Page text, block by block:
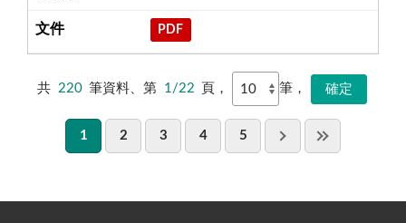
PDF
共 220 筆資料、第 1/22 頁， 筆，
1 2 3 4 5